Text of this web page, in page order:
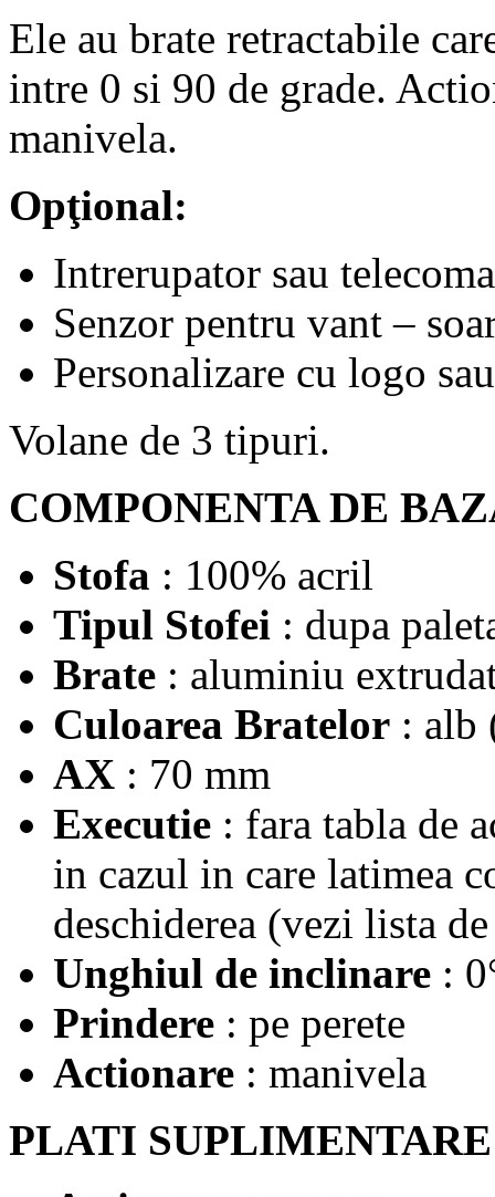
Ele au brate retractabile
intre 0 si 90 de grade.
manivela.
Opţional:
Intrerupator sau
Senzor pentru vant –
Personalizare cu logo
Volane de 3 tipuri.
COMPONENTA DE
Stofa : 100% acril
Tipul Stofei : dupa
Brate : aluminiu
Culoarea Bratelor : alb
AX : 70 mm
Executie : fara tabla de
in cazul in care latimea
deschiderea (vezi lista
Unghiul de inclinare :
Prindere : pe perete
Actionare : manivela
PLATI